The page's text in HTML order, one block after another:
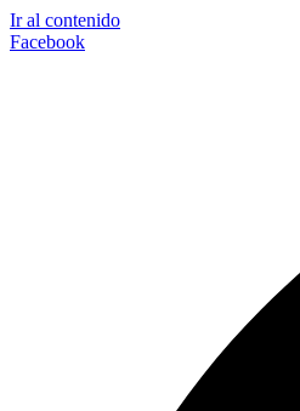
Ir al contenido
Facebook